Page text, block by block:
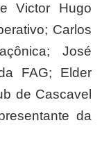
Victor Hugo
Carlos
José
FAG; Elder
de Cascavel
da